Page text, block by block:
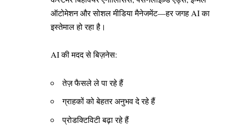
ऑटोमेशन और सोशल मीडिया मैनेजमेंट—हर जगह AI का
इस्तेमाल हो रहा है।
AI की मदद से बिज़नेस:
तेज़ फैसले ले पा रहे हैं
ग्राहकों को बेहतर अनुभव दे रहे हैं
प्रोडक्टिविटी बढ़ा रहे हैं